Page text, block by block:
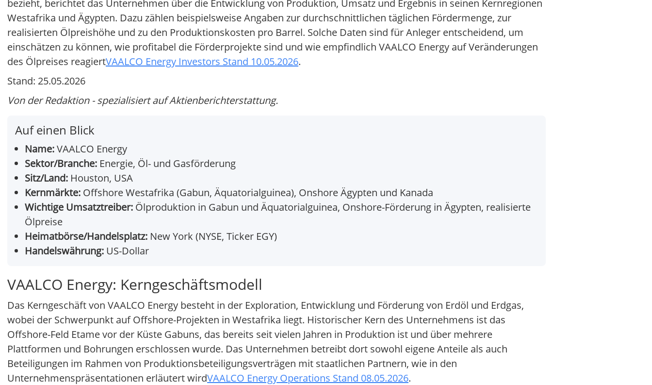
bezieht, berichtet das Unternehmen über die Entwicklung von Produktion, Umsatz und Ergebnis in seinen Kernregionen
Westafrika und Ägypten. Dazu zählen beispielsweise Angaben zur durchschnittlichen täglichen Fördermenge, zur
realisierten Ölpreishöhe und zu den Produktionskosten pro Barrel. Solche Daten sind für Anleger entscheidend, um
einschätzen zu können, wie profitabel die Förderprojekte sind und wie empfindlich VAALCO Energy auf Veränderungen
des Ölpreises reagiertVAALCO Energy Investors Stand 10.05.2026.
Stand: 25.05.2026
Von der Redaktion - spezialisiert auf Aktienberichterstattung.
Auf einen Blick
Name:VAALCO Energy
Sektor/Branche: Energie, Öl- und Gasförderung
Sitz/Land: Houston, USA
Kernmärkte: Offshore Westafrika (Gabun, Äquatorialguinea), Onshore Ägypten und Kanada
Wichtige Umsatztreiber: Ölproduktion in Gabun und Äquatorialguinea, Onshore-Förderung in Ägypten, realisierte
Ölpreise
Heimatbörse/Handelsplatz: New York (NYSE, Ticker EGY)
Handelswährung: US-Dollar
VAALCO Energy: Kerngeschäftsmodell
Das Kerngeschäft von VAALCO Energy besteht in der Exploration, Entwicklung und Förderung von Erdöl und Erdgas,
wobei der Schwerpunkt auf Offshore-Projekten in Westafrika liegt. Historischer Kern des Unternehmens ist das
Offshore-Feld Etame vor der Küste Gabuns, das bereits seit vielen Jahren in Produktion ist und über mehrere
Plattformen und Bohrungen erschlossen wurde. Das Unternehmen betreibt dort sowohl eigene Anteile als auch
Beteiligungen im Rahmen von Produktionsbeteiligungsverträgen mit staatlichen Partnern, wie in den
Unternehmenspräsentationen erläutert wirdVAALCO Energy Operations Stand 08.05.2026.